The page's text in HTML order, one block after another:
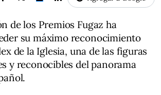
de los Premios Fugaz ha
su máximo reconocimiento
de la Iglesia, una de las figuras
y reconocibles del panorama